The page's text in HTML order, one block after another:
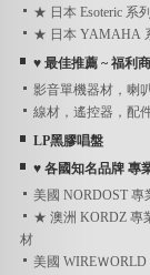
★ 日本 Esoteric 系
★ 日本 YAMAHA
♥ 最佳推薦 ~ 福利
影音單機器材，喇
線材，遙控器，配
LP黑膠唱盤
♥ 各國知名品牌 專
美國 NORDOST 專
★ 澳洲 KORDZ 專
材
美國 WIREＷ